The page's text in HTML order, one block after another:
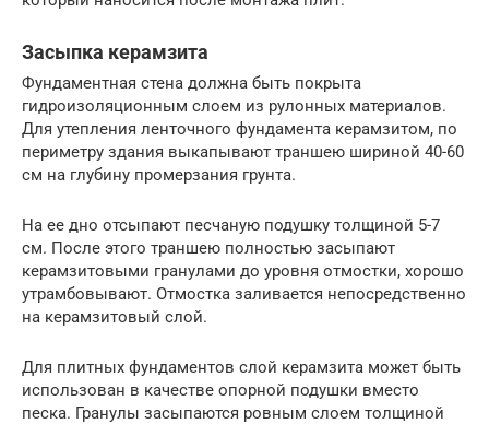
Засыпка керамзита
Фундаментная стена должна быть покрыта
гидроизоляционным слоем из рулонных материалов.
Для утепления ленточного фундамента керамзитом, по
периметру здания выкапывают траншею шириной 40-60
см на глубину промерзания грунта.
На ее дно отсыпают песчаную подушку толщиной 5-7
см. После этого траншею полностью засыпают
керамзитовыми гранулами до уровня отмостки, хорошо
утрамбовывают. Отмостка заливается непосредственно
на керамзитовый слой.
Для плитных фундаментов слой керамзита может быть
использован в качестве опорной подушки вместо
песка. Гранулы засыпаются ровным слоем толщиной